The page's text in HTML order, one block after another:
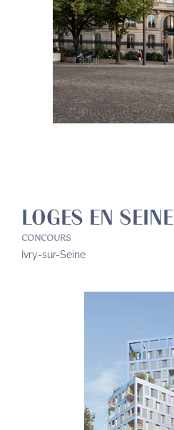
LOGES EN SEINE
CONCOURS
Ivry-sur-Seine